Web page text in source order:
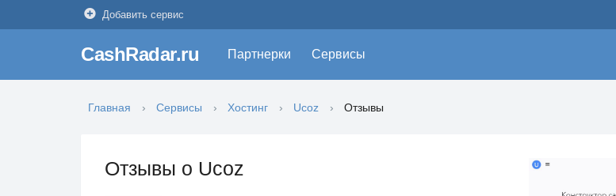
Добавить сервис
CashRadar.ru Партнерки Сервисы
Главная Сервисы Хостинг Ucoz Отзывы
Отзывы о Ucoz